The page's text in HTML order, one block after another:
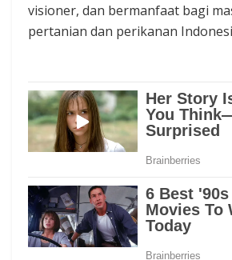
visioner, dan bermanfaat bagi
pertanian dan perikanan